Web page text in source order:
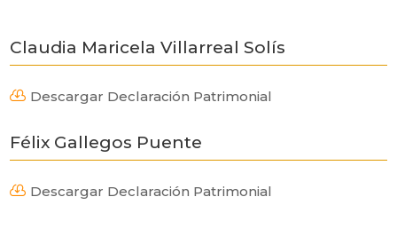
Claudia Maricela Villarreal Solís
 Descargar Declaración Patrimonial
Félix Gallegos Puente
 Descargar Declaración Patrimonial